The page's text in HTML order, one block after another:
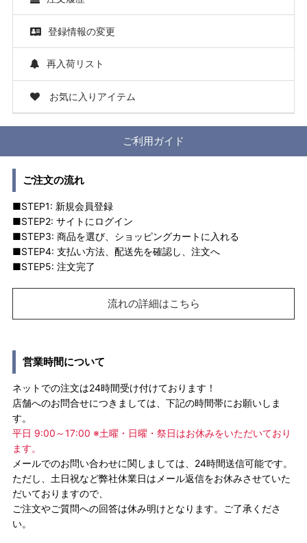
登録情報の変更
再入荷リスト
お気に入りアイテム
ご利用ガイド
ご注文の流れ
■STEP1: 新規会員登録
■STEP2: サイトにログイン
■STEP3: 商品を選び、ショッピングカートに入れる
■STEP4: 支払い方法、配送先を確認し、注文へ
■STEP5: 注文完了
流れの詳細はこちら
営業時間について
ネットでの注文は24時間受け付けております！
店舗へのお問合せにつきましては、下記の時間帯にお願いしま
す。
平日 9:00～17:00 ※土曜・日曜・祭日はお休みをいただいており
ます。
メールでのお問い合わせに関しましては、24時間送信可能です。
ただし、土日祝など弊社休業日はメール返信をお休みさせていた
だいておりますので、
ご注文やご質問への回答は休み明けとなります。ご了承くださ
い。